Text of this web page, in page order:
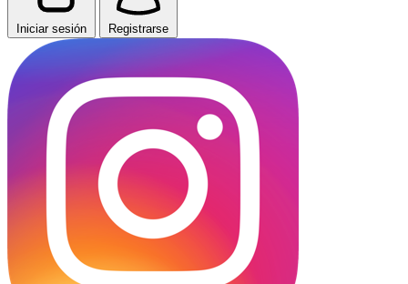
Iniciar sesión Registrarse